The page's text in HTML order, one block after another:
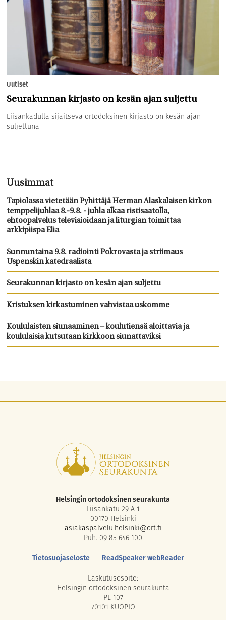
Uutiset
Seurakunnan kirjasto on kesän ajan suljettu
Liisankadulla sijaitseva ortodoksinen kirjasto on kesän ajan
suljettuna
Uusimmat
Tapiolassa vietetään Pyhittäjä Herman Alaskalaisen kirkon
temppelijuhlaa 8.-9.8. - juhla alkaa ristisaatolla,
ehtoopalvelus televisioidaan ja liturgian toimittaa
arkkipiispa Elia
Sunnuntaina 9.8. radiointi Pokrovasta ja striimaus
Uspenskin katedraalista
Seurakunnan kirjasto on kesän ajan suljettu
Kristuksen kirkastuminen vahvistaa uskomme
Koululaisten siunaaminen – koulutiensä aloittavia ja
koululaisia kutsutaan kirkkoon siunattaviksi
Helsingin ortodoksinen seurakunta
Liisankatu 29 A 1
00170 Helsinki
asiakaspalvelu.helsinki@ort.fi
Puh. 09 85 646 100
Tietosuojaseloste
ReadSpeaker webReader
Laskutusosoite:
Helsingin ortodoksinen seurakunta
PL 107
70101 KUOPIO